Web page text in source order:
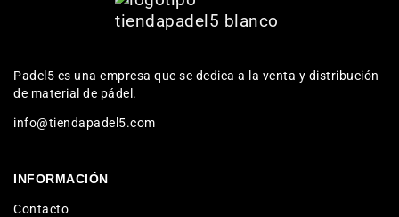
Padel5 es una empresa que se dedica a la venta y distribución
de material de pádel.
info@tiendapadel5.com
INFORMACIÓN
Contacto